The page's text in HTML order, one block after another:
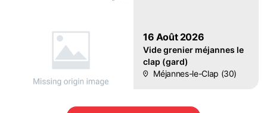
16 Août 2026
Vide grenier méjannes le
clap (gard)
Méjannes-le-Clap (30)